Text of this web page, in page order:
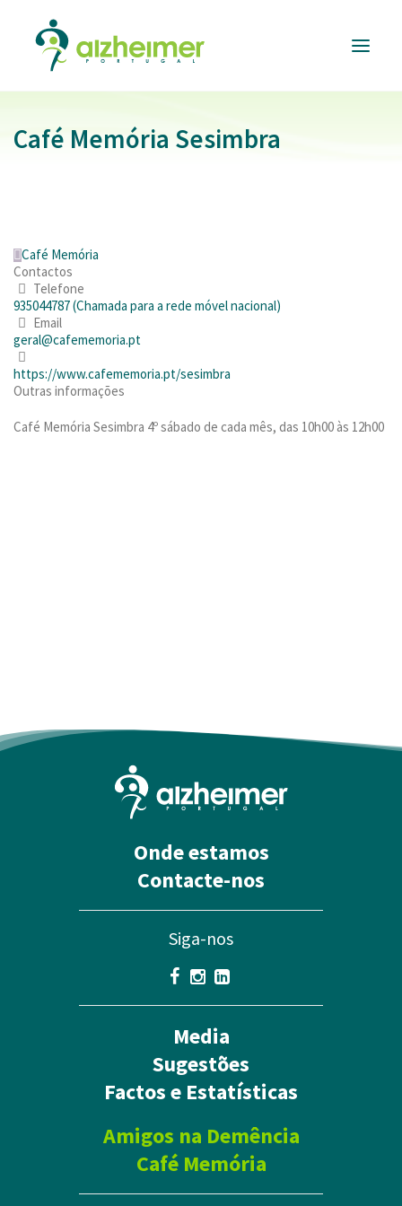
ALZHEIMER
PORTUGAL
FORMAÇÃO
E EVENTOS
APOIAR
A CAUSA
DONATIVOS
Café Memória Sesimbra
Café Memória
Contactos
Telefone
935044787 (Chamada para a rede móvel nacional)
Email
geral@cafememoria.pt
https://www.cafememoria.pt/sesimbra
Outras informações
Café Memória Sesimbra 4º sábado de cada mês, das 10h00 às 12h00
Onde estamos
Contacte-nos
Siga-nos
Media
Sugestões
Factos e Estatísticas
Amigos na Demência
Café Memória